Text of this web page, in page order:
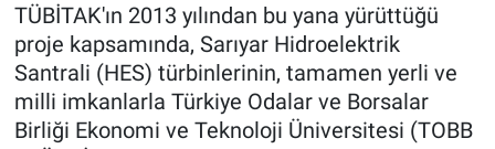
TÜBİTAK'ın 2013 yılından bu yana yürüttüğü
proje kapsamında, Sarıyar Hidroelektrik
Santrali (HES) türbinlerinin, tamamen yerli ve
milli imkanlarla Türkiye Odalar ve Borsalar
Birliği Ekonomi ve Teknoloji Üniversitesi (TOBB
EndüstriST
Enerjisini Üreten Fabrikalar